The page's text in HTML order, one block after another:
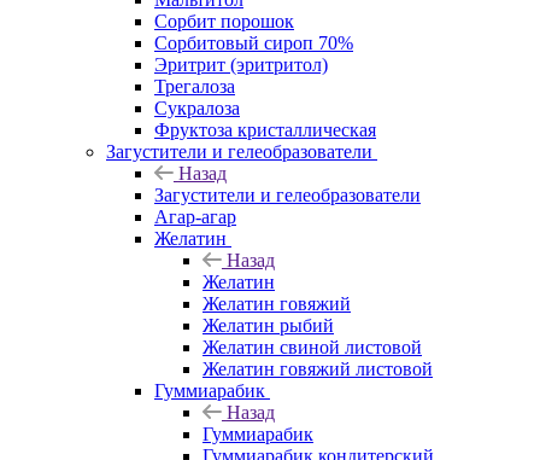
Сорбит порошок
Сорбитовый сироп 70%
Эритрит (эритритол)
Трегалоза
Сукралоза
Фруктоза кристаллическая
Загустители и гелеобразователи
Назад
Загустители и гелеобразователи
Агар-агар
Желатин
Назад
Желатин
Желатин говяжий
Желатин рыбий
Желатин свиной листовой
Желатин говяжий листовой
Гуммиарабик
Назад
Гуммиарабик
Гуммиарабик кондитерский